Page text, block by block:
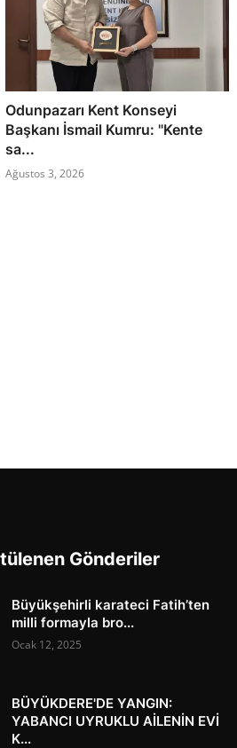
Odunpazarı Kent Konseyi
Başkanı İsmail Kumru: "Kente
sa...
Ağustos 3, 2026
Gönderiler
Büyükşehirli karateci Fatih’ten
milli formayla bro...
Ocak 12, 2025
BÜYÜKDERE'DE YANGIN:
YABANCI UYRUKLU AİLENİN EVİ
K...